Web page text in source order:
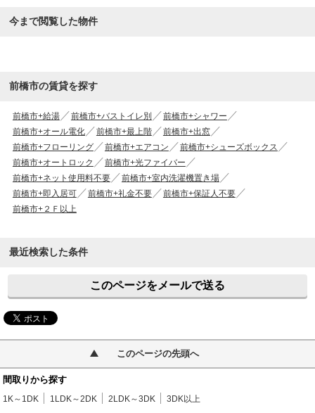
今まで閲覧した物件
前橋市の賃貸を探す
前橋市+給湯 前橋市+バストイレ別
前橋市+シャワー
前橋市+オール電化
前橋市+最上階
前橋市+出窓
前橋市+フローリング
前橋市+エアコン
前橋市+シューズボックス
前橋市+オートロック
前橋市+光ファイバー
前橋市+ネット使用料不要
前橋市+室内洗濯機置き場
前橋市+即入居可
前橋市+礼金不要
前橋市+保証人不要
前橋市+２Ｆ以上
最近検索した条件
このページをメールで送る
このページの先頭へ
間取りから探す
1K～1DK 1LDK～2DK 2LDK～3DK 3DK以上